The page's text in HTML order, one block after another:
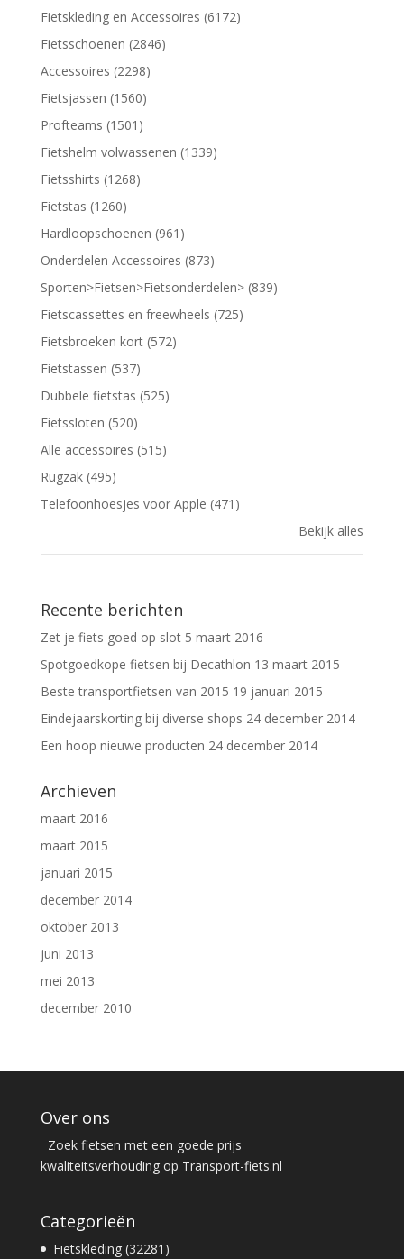
Fietskleding en Accessoires (6172)
Fietsschoenen (2846)
Accessoires (2298)
Fietsjassen (1560)
Profteams (1501)
Fietshelm volwassenen (1339)
Fietsshirts (1268)
Fietstas (1260)
Hardloopschoenen (961)
Onderdelen Accessoires (873)
Sporten>Fietsen>Fietsonderdelen> (839)
Fietscassettes en freewheels (725)
Fietsbroeken kort (572)
Fietstassen (537)
Dubbele fietstas (525)
Fietssloten (520)
Alle accessoires (515)
Rugzak (495)
Telefoonhoesjes voor Apple (471)
Bekijk alles
Recente berichten
Zet je fiets goed op slot 5 maart 2016
Spotgoedkope fietsen bij Decathlon 13 maart 2015
Beste transportfietsen van 2015 19 januari 2015
Eindejaarskorting bij diverse shops 24 december 2014
Een hoop nieuwe producten 24 december 2014
Archieven
maart 2016
maart 2015
januari 2015
december 2014
oktober 2013
juni 2013
mei 2013
december 2010
Over ons
Zoek fietsen met een goede prijs
kwaliteitsverhouding op Transport-fiets.nl
Categorieën
Fietskleding (32281)